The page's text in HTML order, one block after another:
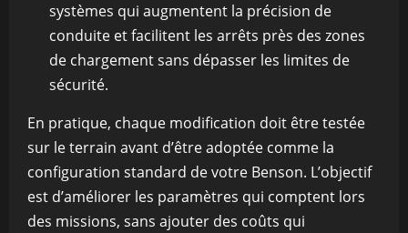
systèmes qui augmentent la précision de
conduite et facilitent les arrêts près des zones
de chargement sans dépasser les limites de
sécurité.
En pratique, chaque modification doit être testée
sur le terrain avant d’être adoptée comme la
configuration standard de votre Benson. L’objectif
est d’améliorer les paramètres qui comptent lors
des missions, sans ajouter des coûts qui